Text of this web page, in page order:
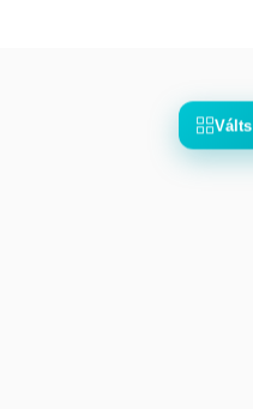
Válts